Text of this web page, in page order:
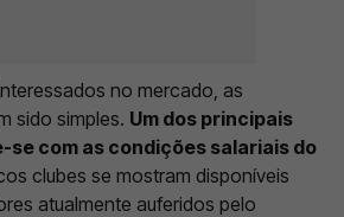
no mercado, as
sido simples. Um dos principais
com as condições salariais do
clubes se mostram disponíveis
atualmente auferidos pelo